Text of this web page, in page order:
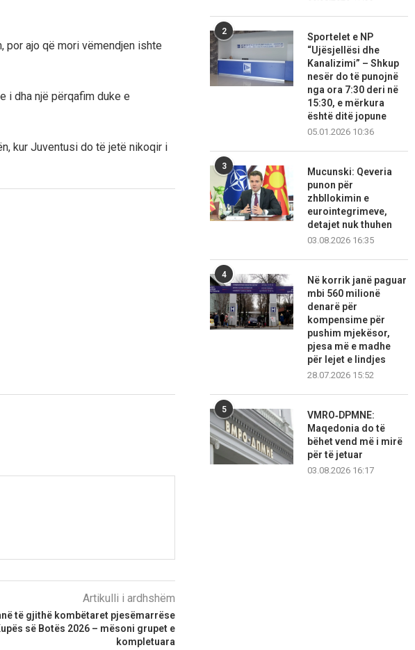
ajo që mori vëmendjen ishte
i dha një përqafim duke e
kur Juventusi do të jetë nikoqir i
Artikulli i ardhshëm
të gjithë kombëtaret pjesëmarrëse
së Botës 2026 – mësoni grupet e
kompletuara
2
Sportelet e NP
“Ujësjellësi dhe
Kanalizimi” – Shkup
nesër do të punojnë
nga ora 7:30 deri në
15:30, e mërkura
është ditë jopune
05.01.2026 10:36
3
Mucunski: Qeveria
punon për
zhbllokimin e
eurointegrimeve,
detajet nuk thuhen
03.08.2026 16:35
4
Në korrik janë paguar
mbi 560 milionë
denarë për
kompensime për
pushim mjekësor,
pjesa më e madhe
për lejet e lindjes
28.07.2026 15:52
5
VMRO‑DPMNE:
Maqedonia do të
bëhet vend më i mirë
për të jetuar
03.08.2026 16:17